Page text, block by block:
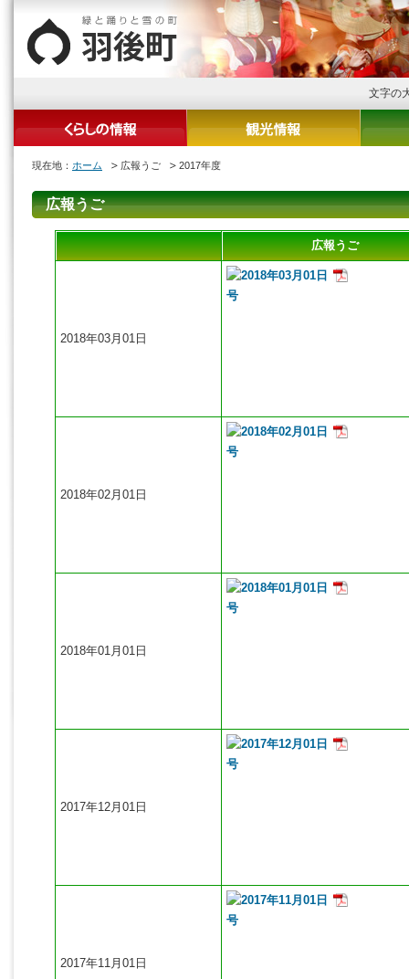
文字の
現在地： ホーム 広報うご 2017年度
広報うご
広報うご
2018年03月01日
2018年02月01日
2018年01月01日
2017年12月01日
2017年11月01日